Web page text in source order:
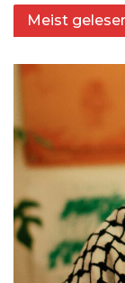
Meist